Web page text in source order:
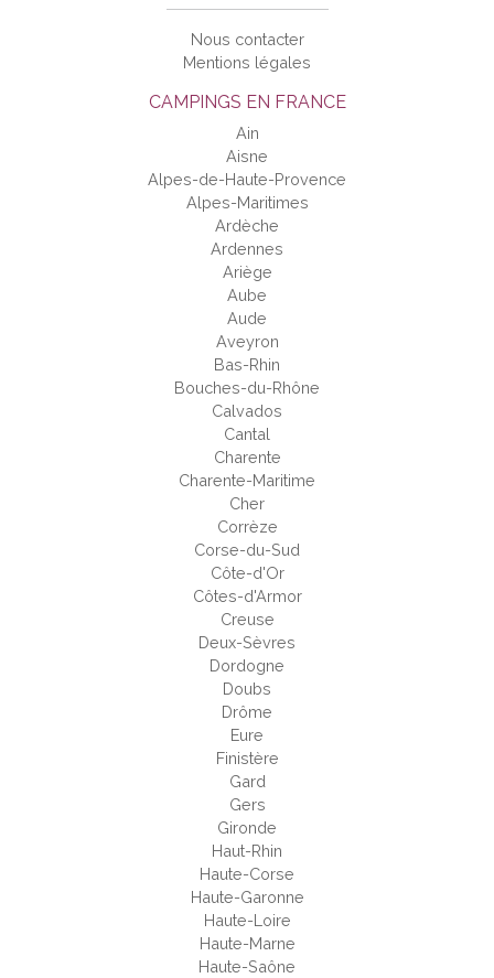
CAMPINGS EN FRANCE
Ain
Aisne
Alpes-de-Haute-Provence
Alpes-Maritimes
Ardèche
Ardennes
Ariège
Aube
Aude
Aveyron
Bas-Rhin
Bouches-du-Rhône
Calvados
Cantal
Charente
Charente-Maritime
Cher
Corrèze
Corse-du-Sud
Côte-d'Or
Côtes-d'Armor
Creuse
Deux-Sèvres
Dordogne
Doubs
Drôme
Eure
Finistère
Gard
Gers
Gironde
Haut-Rhin
Haute-Corse
Haute-Garonne
Haute-Loire
Haute-Marne
Haute-Saône
Nous contacter
Mentions légales